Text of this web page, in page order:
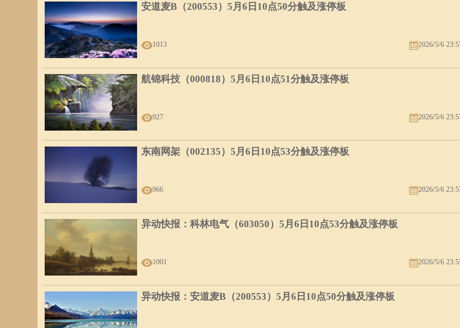
安道麦B（200553）5月6日10点50分触及涨停板
1013 2026/5/6
航锦科技（000818）5月6日10点51分触及涨停板
927 2026/5/6
东南网架（002135）5月6日10点53分触及涨停板
966 2026/5/6
异动快报：科林电气（603050）5月6日10点53分触及涨停板
1001 2026/5/6
异动快报：安道麦B（200553）5月6日10点50分触及涨停板